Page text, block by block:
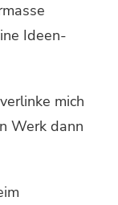
Ideen-
mich
Werk dann